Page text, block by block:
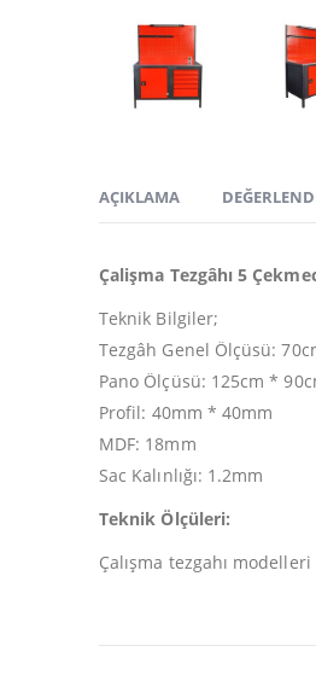
AÇIKLAMA
Çalişma Tezgâhı 5
Teknik Bilgiler;
Tezgâh Genel Ölçüsü:
Pano Ölçüsü: 125cm *
Profil: 40mm * 40mm
MDF: 18mm
Sac Kalınlığı: 1.2mm
Teknik Ölçüleri:
Çalışma tezgahı